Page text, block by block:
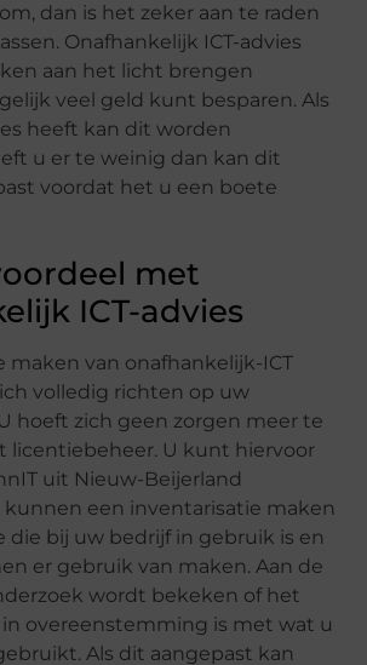
dan is het zeker aan te raden
Onafhankelijk ICT-advies
aan het licht brengen
veel geld kunt besparen. Als
heeft kan dit worden
u er te weinig dan kan dit
voordat het u een boete
met
ICT-advies
maken van onafhankelijk-ICT
volledig richten op uw
hoeft zich geen zorgen meer te
licentiebeheer. U kunt hiervoor
uit Nieuw-Beijerland
kunnen een inventarisatie maken
die bij uw bedrijf in gebruik is en
er gebruik van maken. Aan de
wordt bekeken of het
overeenstemming is met wat u
Als dit aangepast kan